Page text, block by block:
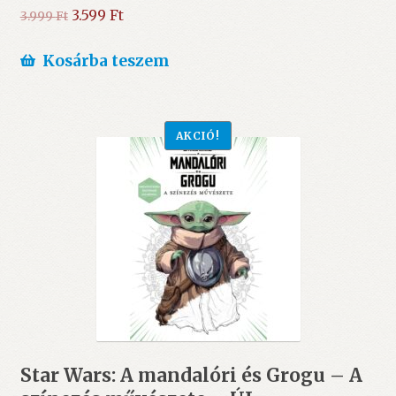
3.999Ft Original
was:
3.599 FtCurrent
is:
Kosárba teszem
Star Wars: A mandalóri és Grogu – A
AKCIÓ!